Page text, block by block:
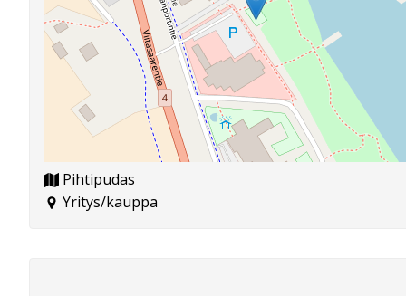
Pihtipudas
Yritys/kauppa